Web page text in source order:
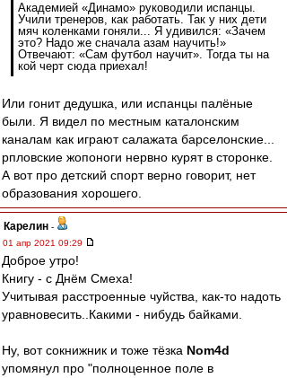
Академией «Динамо» руководили испанцы.
Учили тренеров, как работать. Так у них дети
мяч коленками гоняли... Я удивился: «Зачем
это? Надо же сначала азам научить!»
Отвечают: «Сам футбол научит». Тогда ты на
кой черт сюда приехал!
Или гонит дедушка, или испанцы палёные
были. Я видел по местным каталонским
каналам как играют салажата барселонские...
рпловские жопоноги нервно курят в сторонке.
А вот про детский спорт верно говорит, нет
образования хорошего.
Карелин -
01 апр 2021 09:29
Доброе утро!
Книгу - с Днём Смеха!
Учитывая расстроенные чуйства, как-то надоть
уравновесить..Какими - нибудь байками.
Ну, вот сокнижник и тоже тёзка Nom4d
упомянул про "полноценное поле в